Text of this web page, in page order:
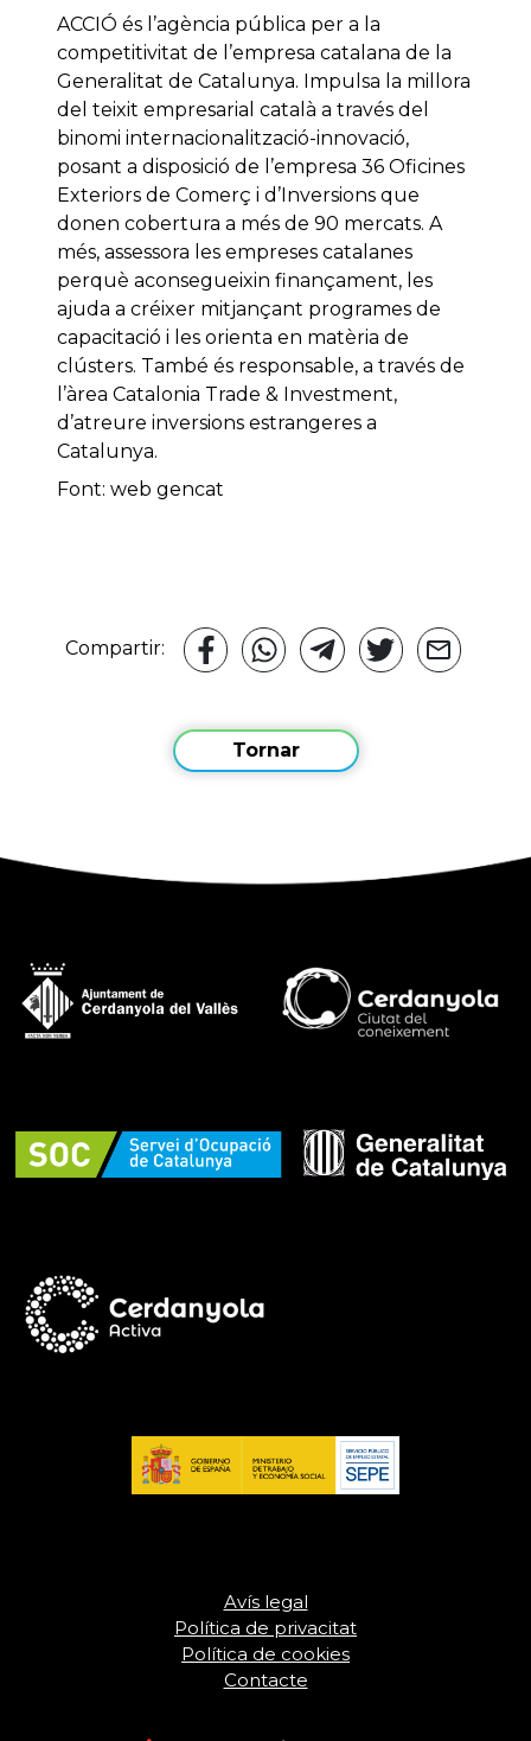
ACCIÓ és l’agència pública per a la
competitivitat de l’empresa catalana de la
Generalitat de Catalunya. Impulsa la millora
del teixit empresarial català a través del
binomi internacionalització-innovació,
posant a disposició de l’empresa 36 Oficines
Exteriors de Comerç i d’Inversions que
donen cobertura a més de 90 mercats. A
més, assessora les empreses catalanes
perquè aconsegueixin finançament, les
ajuda a créixer mitjançant programes de
capacitació i les orienta en matèria de
clústers. També és responsable, a través de
l’àrea Catalonia Trade & Investment,
d’atreure inversions estrangeres a
Catalunya.
Font: web gencat
Compartir:
Tornar
Avís legal
Política de privacitat
Política de cookies
Contacte